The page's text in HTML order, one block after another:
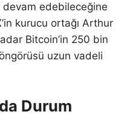
devam edebileceğine
kurucu ortağı Arthur
Bitcoin’in 250 bin
uzun vadeli
Durum